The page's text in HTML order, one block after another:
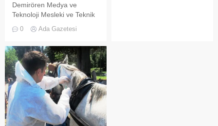
Demirören Medya ve
Teknoloji Mesleki ve Teknik
Kasım Öğretmenler Günü
düzenlendi. Öğretmenlere
özverili çalışmaları için
çeşitli hediyelerin takdim
edildiği törende 2017 yılında
Batman’da şehit edilen
müzik öğretmeni Şenay
Aybüke Yalçın ile yine aynı
yıl Tunceli’de şehit edilen
0 Ada Gazetesi